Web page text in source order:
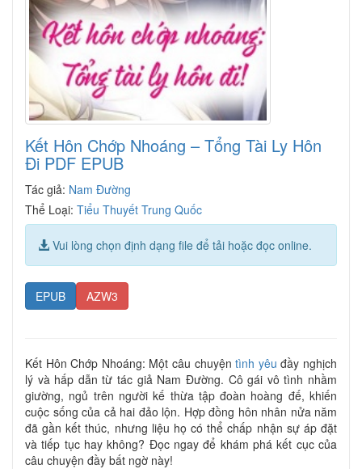
Kết Hôn Chớp Nhoáng – Tổng Tài Ly Hôn
Đi PDF EPUB
Tác giả: Nam Đường
Thể Loại: Tiểu Thuyết Trung Quốc
Vui lòng chọn định dạng file để tải hoặc đọc online.
EPUB AZW3
Kết Hôn Chớp Nhoáng: Một câu chuyệntình yêu đầy nghịch
lý và hấp dẫn từ tác giả Nam Đường. Cô gái vô tình nhầm
giường, ngủ trên người kế thừa tập đoàn hoàng đế, khiến
cuộc sống của cả hai đảo lộn. Hợp đồng hôn nhân nửa năm
đã gần kết thúc, nhưng liệu họ có thể chấp nhận sự áp đặt
và tiếp tục hay không? Đọc ngay để khám phá kết cục của
câu chuyện đầy bất ngờ này!